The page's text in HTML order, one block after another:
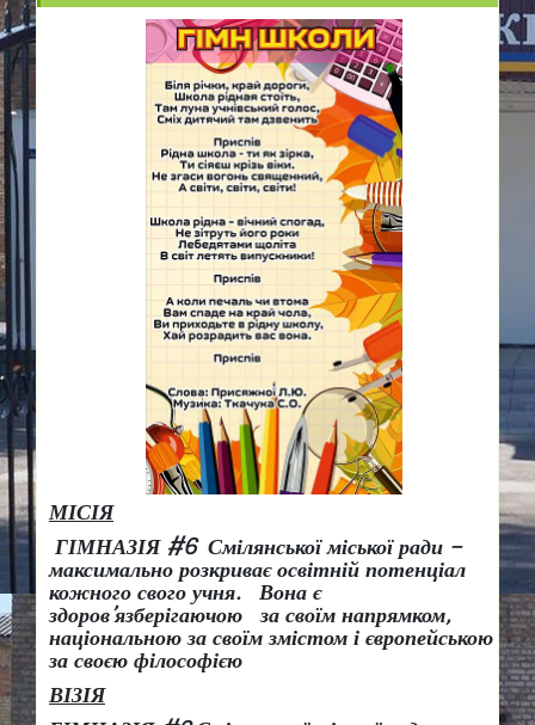
МІСІЯ
ГІМНАЗІЯ #6 Смілянської міської ради –
максимально розкриває освітній потенціал
кожного свого учня.
Вона є
здоров’язберігаючою за своїм напрямком,
національною за своїм змістом і європейською
за своєю філософією
ВІЗІЯ